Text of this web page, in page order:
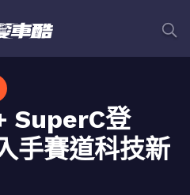
SuperC登
手賽道科技新